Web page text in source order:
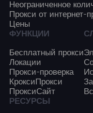
Неограниченное
Прокси от интернет-
Цены
ФУНКЦИИ
Бесплатный прокси
Локации
Прокси-проверка
КроксиПрокси
ПроксиСайт
РЕСУРСЫ